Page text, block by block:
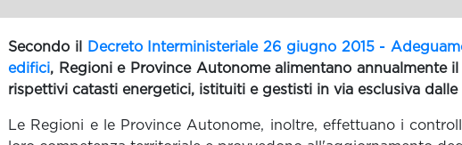
Secondo il Decreto Interministeriale 26 giugno 2015 -
edifici, Regioni e Province Autonome alimentano
rispettivi catasti energetici, istituiti e gestisti in via esclusiva dalle
Le Regioni e le Province Autonome, inoltre, effettuano i